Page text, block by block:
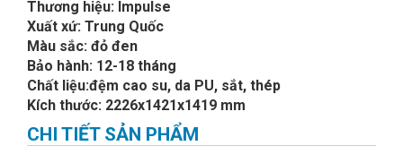
Thương hiệu: Impulse
Xuất xứ: Trung Quốc
Màu sắc: đỏ đen
Bảo hành: 12-18 tháng
Chất liệu:đệm cao su, da PU, sắt, thép
Kích thước: 2226x1421x1419 mm
CHI TIẾT SẢN PHẨM